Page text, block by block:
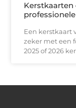
Een kerstkaart
zeker met een
2025 of 2026